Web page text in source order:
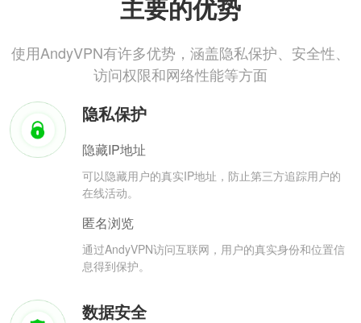
主要的优势
使用AndyVPN有许多优势，涵盖隐私保护、安全性、
访问权限和网络性能等方面
隐私保护
隐藏IP地址
可以隐藏用户的真实IP地址，防止第三方追踪用户的
在线活动。
匿名浏览
通过AndyVPN访问互联网，用户的真实身份和位置信
息得到保护。
数据安全